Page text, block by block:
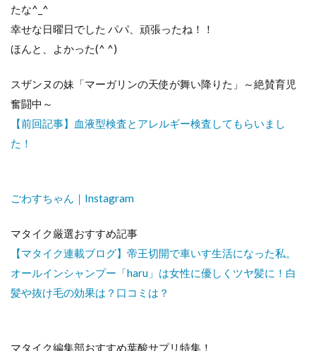
たな^_^
幸せな日曜日でした︎ パパ、頑張ったね！！
ほんと、よかった(^ ^)
スザンヌの妹「マーガリンの天使が舞い降りた」～絶賛育児
奮闘中～
【前回記事】血液型検査とアレルギー検査してもらいまし
た！
ごわすちゃん｜Instagram
マタイク厳選おすすめ記事
【マタイク連載ブログ】帝王切開で車いす生活になった私。
オールインシャンプー「haru」は女性に優しくツヤ髪に！白
髪や抜け毛の効果は？口コミは？
マタイク編集部おすすめ葉酸サプリ特集！